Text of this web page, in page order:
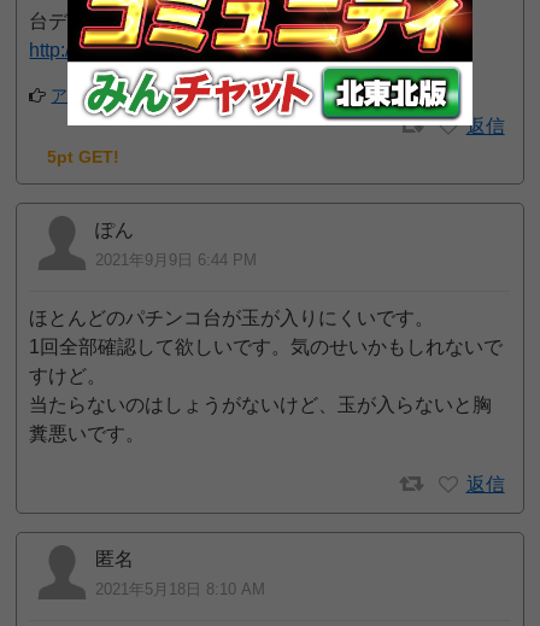
台データ
http://rising.pt.teramoba2.com/kankoudori/
アプリでフォローする
返信
5pt GET!
ぽん
2021年9月9日 6:44 PM
ほとんどのパチンコ台が玉が入りにくいです。
1回全部確認して欲しいです。気のせいかもしれないで
すけど。
当たらないのはしょうがないけど、玉が入らないと胸
糞悪いです。
返信
匿名
2021年5月18日 8:10 AM